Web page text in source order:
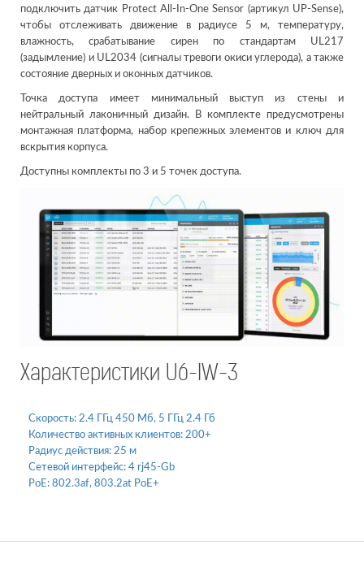
подключить датчик Protect All-In-One Sensor (артикул UP-Sense),
чтобы отслеживать движение в радиусе 5 м, температуру,
влажность, срабатывание сирен по стандартам UL217
(задымление) и UL2034 (сигналы тревоги окиси углерода), а также
состояние дверных и оконных датчиков.
Точка доступа имеет минимальный выступ из стены и
нейтральный лаконичный дизайн. В комплекте предусмотрены
монтажная платформа, набор крепежных элементов и ключ для
вскрытия корпуса.
Доступны комплекты по 3 и 5 точек доступа.
Характеристики U6-IW-3
Скорость: 2.4 ГГц 450 Мб, 5 ГГц 2.4 Гб
Количество активных клиентов: 200+
Радиус действия: 25 м
Сетевой интерфейс: 4 rj45-Gb
PoE: 802.3af, 803.2at PoE+